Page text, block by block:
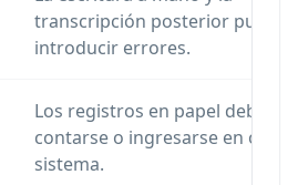
transcripción posterior pueden
introducir errores.
Los registros en papel deben
contarse o ingresarse en otro
sistema.